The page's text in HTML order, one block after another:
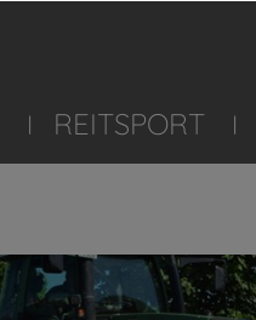
REITSPORT